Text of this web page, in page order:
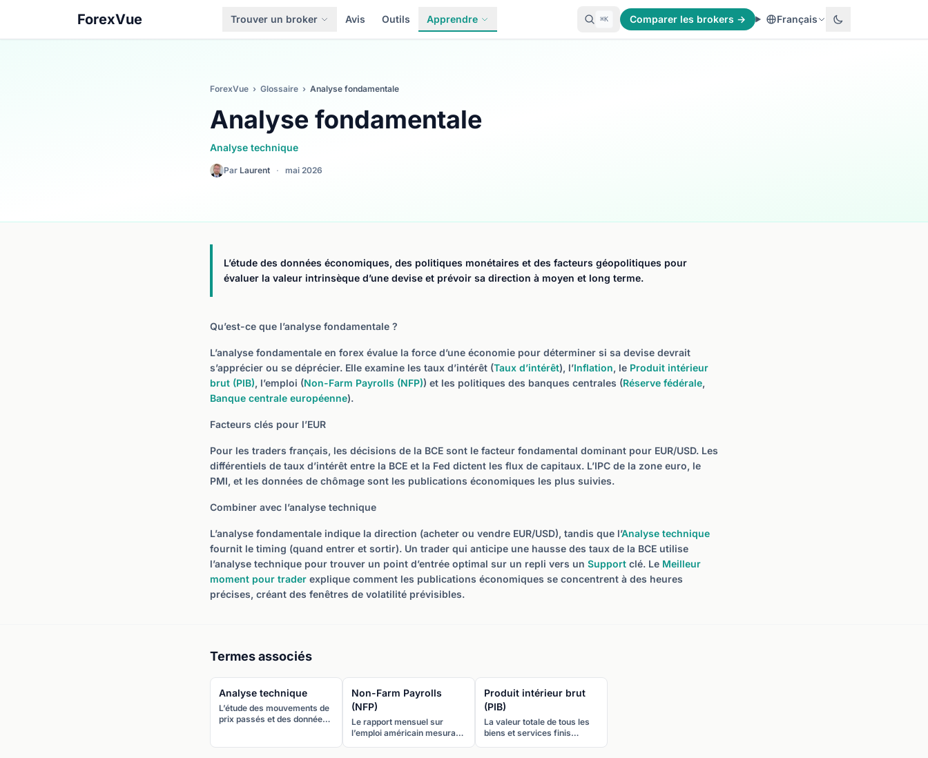
ForexVue Trouver un broker Avis Outils Apprendre ⌘K Comparer les brokers → Français
ForexVue › Glossaire › Analyse fondamentale
Analyse fondamentale
Analyse technique
Par Laurent · mai 2026
L’étude des données économiques, des politiques monétaires et des facteurs géopolitiques pour
évaluer la valeur intrinsèque d’une devise et prévoir sa direction à moyen et long terme.
Qu’est-ce que l’analyse fondamentale ?
L’analyse fondamentale en forex évalue la force d’une économie pour déterminer si sa devise devrait
s’apprécier ou se déprécier. Elle examine les taux d’intérêt (Taux d’intérêt), l’Inflation, le Produit intérieur
brut (PIB), l’emploi (Non-Farm Payrolls (NFP)) et les politiques des banques centrales (Réserve fédérale,
Banque centrale européenne).
Facteurs clés pour l’EUR
Pour les traders français, les décisions de la BCE sont le facteur fondamental dominant pour EUR/USD. Les
différentiels de taux d’intérêt entre la BCE et la Fed dictent les flux de capitaux. L’IPC de la zone euro, le
PMI, et les données de chômage sont les publications économiques les plus suivies.
Combiner avec l’analyse technique
L’analyse fondamentale indique la direction (acheter ou vendre EUR/USD), tandis que l’Analyse technique
fournit le timing (quand entrer et sortir). Un trader qui anticipe une hausse des taux de la BCE utilise
l’analyse technique pour trouver un point d’entrée optimal sur un repli vers un Support clé. Le Meilleur
moment pour trader explique comment les publications économiques se concentrent à des heures
précises, créant des fenêtres de volatilité prévisibles.
Termes associés
Analyse technique
L’étude des mouvements de
prix passés et des données
Non-Farm Payrolls
(NFP)
Le rapport mensuel sur
l’emploi américain mesurant
Produit intérieur brut
(PIB)
La valeur totale de tous les
biens et services finis